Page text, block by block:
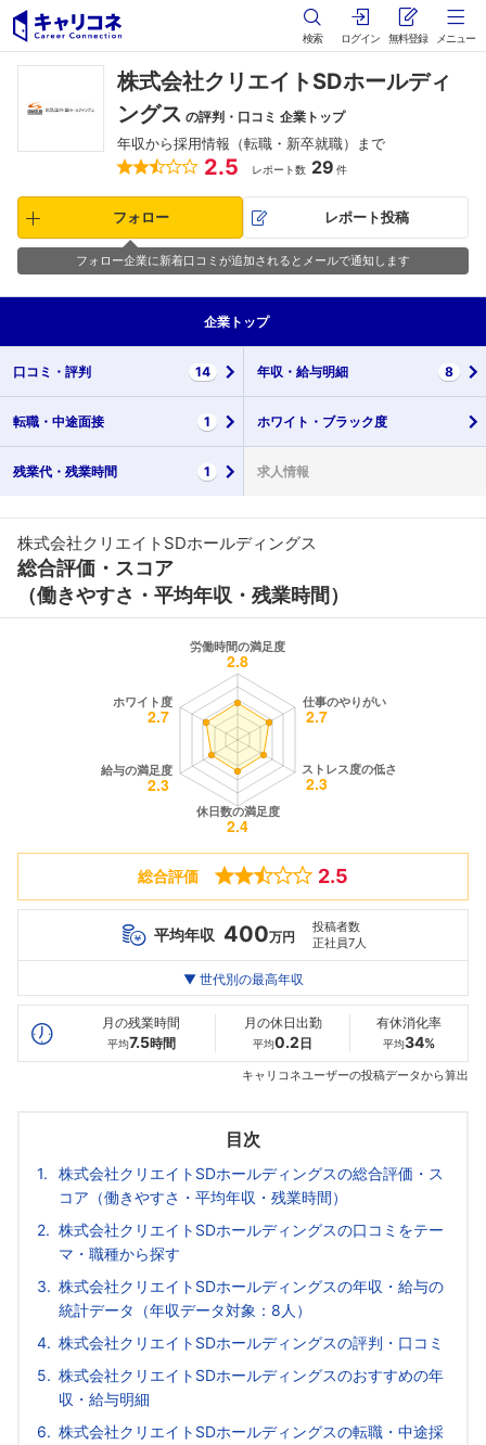
検索 ログイン 無料登録 メニュー
株式会社クリエイトSDホールディ
ングス の評判・口コミ 企業トップ
年収から採用情報（転職・新卒就職）まで
2.5 レポート数 29 件
フォロー レポート投稿
フォロー企業に新着口コミが追加されるとメールで通知します
企業 トップ
口コミ・ 評判 14 年収・ 給与明細 8
転職・ 中途面接 1 ホワイト・ ブラック度
残業代・ 残業時間 1 求人情報
株式会社クリエイトSDホールディングス
総合評価・スコア
（働きやすさ・平均年収・残業時間）
総合評価 2.5
平均年収 400万円
投稿者数
正社員7人
最高年収
20代
592万
30代
480万
--万
▼ 世代別の最高年収
月の残業時間
平均7.5時間
月の休日出勤
平均0.2 日
有休消化率
平均34%
キャリコネユーザーの投稿データから算出
目次
株式会社クリエイトSDホールディングスの総合評価・ス
コア（働きやすさ・平均年収・残業時間）
株式会社クリエイトSDホールディングスの口コミをテー
マ・職種から探す
株式会社クリエイトSDホールディングスの年収・給与の
統計データ（年収データ対象：8人）
株式会社クリエイトSDホールディングスの評判・口コミ
株式会社クリエイトSDホールディングスのおすすめの年
収・給与明細
株式会社クリエイトSDホールディングスの転職・中途採